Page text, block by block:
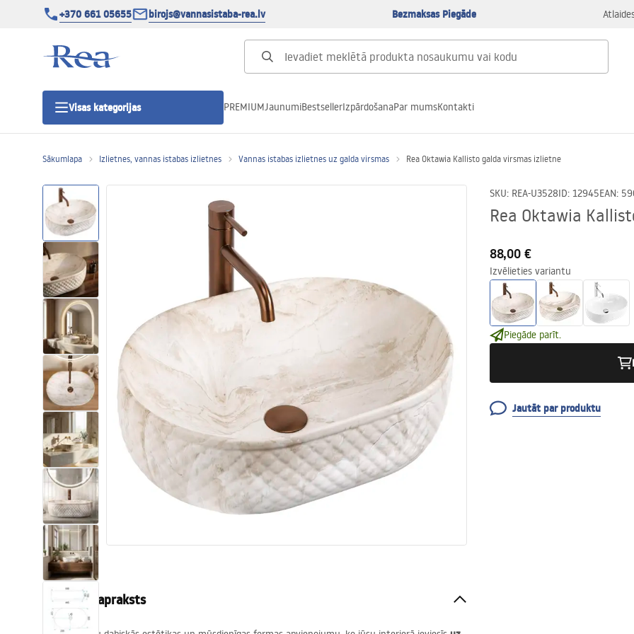
+370 661 05655 birojs@vannasistaba-rea.lv Bezmaksas Piegāde
Visas kategorijas
Dušas durvis
Vannas istabas dušas paliktņi
Lineāras dušas notekas
Tualetes
Izlietnes
Vannas un ekrāni
Vannas istabas jaucējkrāni
Vannas istabas dušas
Virtuve
Vannas istabas piederumi
PREMIUMJaunumiBestsellerIzpārdošanaPar mumsKontakti
Sākumlapa Izlietnes, vannas istabas izlietnes Vannas istabas izlietnes uz galda virsmas Rea Oktawia Kallisto galda virsmas izlietne
SKU: REA-U3528ID: 12945EAN:
Rea Oktawia
88,00 €
Izvēlieties variantu
Piegāde parīt.
Jautāt par produktu
Produkta apraksts